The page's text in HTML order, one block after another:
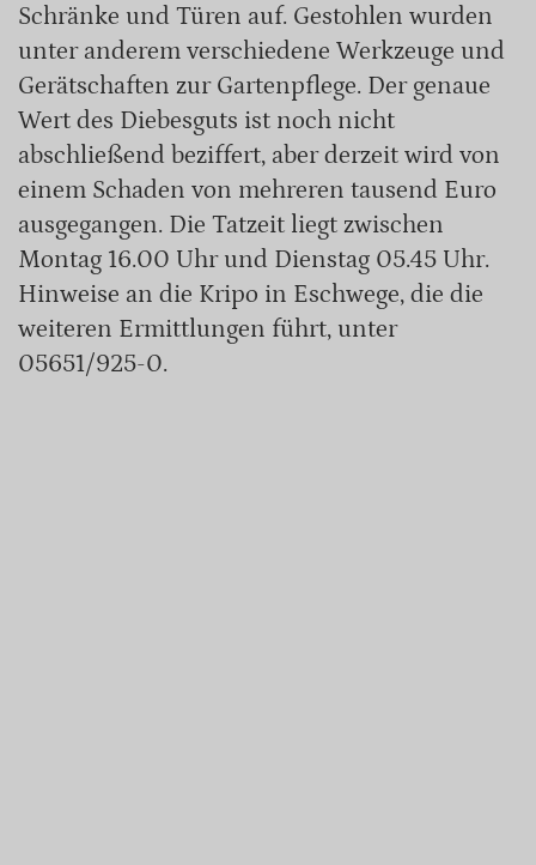
Schränke und Türen auf. Gestohlen wurden
unter anderem verschiedene Werkzeuge und
Gerätschaften zur Gartenpflege. Der genaue
Wert des Diebesguts ist noch nicht
abschließend beziffert, aber derzeit wird von
einem Schaden von mehreren tausend Euro
ausgegangen. Die Tatzeit liegt zwischen
Montag 16.00 Uhr und Dienstag 05.45 Uhr.
Hinweise an die Kripo in Eschwege, die die
weiteren Ermittlungen führt, unter
05651/925-0.